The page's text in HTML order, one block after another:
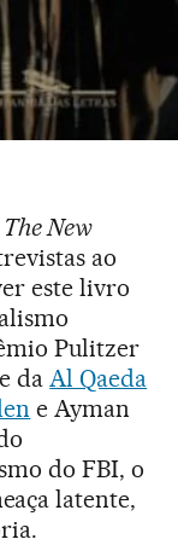
The New
ao
este livro
Pulitzer
daAl Qaeda
e Ayman
do FBI, o
latente,